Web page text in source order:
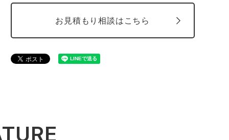
お見積もり相談はこちら